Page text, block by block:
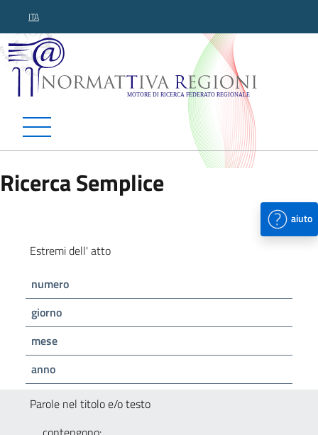
ITA
Normattiva Regioni -
Ricerca Semplice
aiuto
Estremi dell' atto
numero
giorno
mese
anno
Parole nel titolo e/o testo